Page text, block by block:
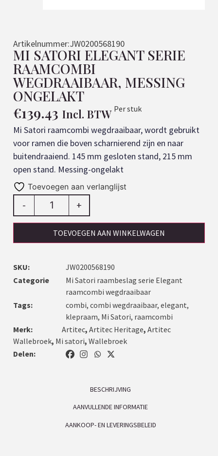
Artikelnummer:JW0200568190
MI SATORI ELEGANT SERIE
RAAMCOMBI
WEGDRAAIBAAR, MESSING
ONGELAKT
€139.43 Incl. BTW Per stuk
Mi Satori raamcombi wegdraaibaar, wordt gebruikt
voor ramen die boven scharnierend zijn en naar
buitendraaiend. 145 mm gesloten stand, 215 mm
open stand. Messing-ongelakt
Toevoegen aan verlanglijst
- +
TOEVOEGEN AAN WINKELWAGEN
SKU:
JW0200568190
Categorie
Mi Satori raambeslag serie Elegant
raamcombi wegdraaibaar
Tags:
combi, combi wegdraaibaar, elegant,
klepraam, Mi Satori, raamcombi
Merk:
Artitec, Artitec Heritage, Artitec
Wallebroek, Mi satori, Wallebroek
Delen:
BESCHRIJVING
AANVULLENDE INFORMATIE
AANKOOP- EN LEVERINGSBELEID